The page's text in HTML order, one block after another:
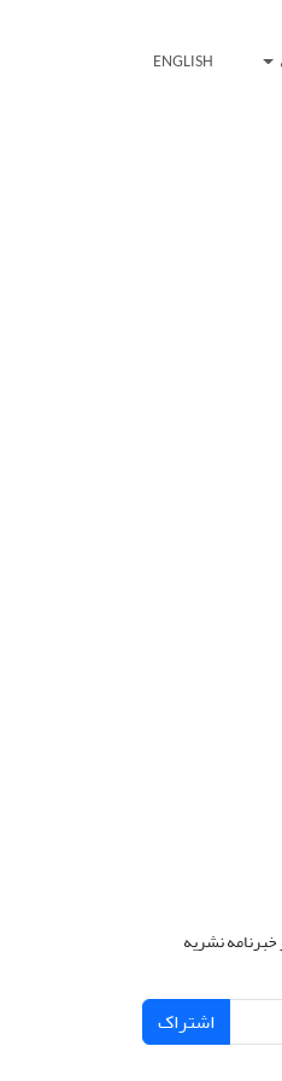
ENGLISH
نشریه
اشتراک